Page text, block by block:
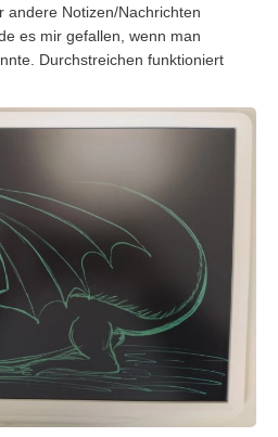
andere Notizen/Nachrichten
es mir gefallen, wenn man
Durchstreichen funktioniert